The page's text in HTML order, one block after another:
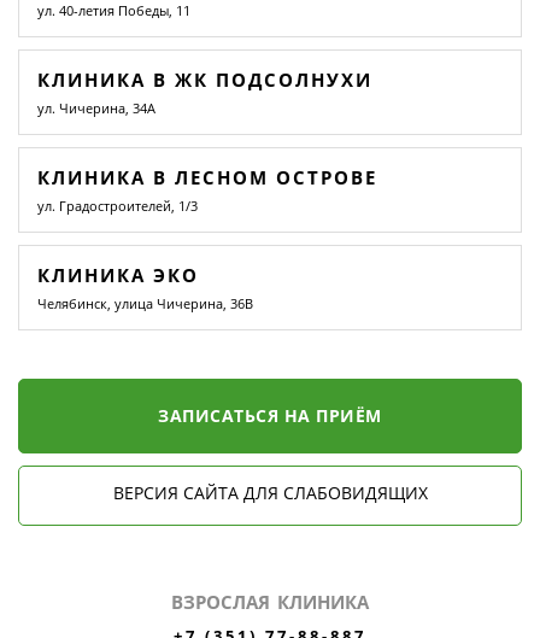
ул. 40-летия Победы, 11
КЛИНИКА В ЖК ПОДСОЛНУХИ
ул. Чичерина, 34А
КЛИНИКА В ЛЕСНОМ ОСТРОВЕ
ул. Градостроителей, 1/3
КЛИНИКА ЭКО
Челябинск, улица Чичерина, 36В
ЗАПИСАТЬСЯ НА ПРИЁМ
ВЕРСИЯ САЙТА ДЛЯ СЛАБОВИДЯЩИХ
ВЗРОСЛАЯ КЛИНИКА